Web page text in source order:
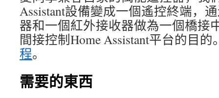
Assistant設備變成一個遙控終端，
器和一個紅外接收器做為一個橋接
間接控制Home Assistant平台的目
程。
需要的東西